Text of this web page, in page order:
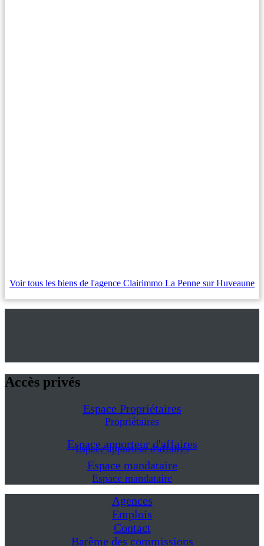
Voir tous les biens de l'agence Clairimmo La Penne sur Huveaune
Accès privés
Espace Propriétaires
Propriétaires
Espace apporteur d'affaires
Espace apporteur d'affaires
Espace mandataire
Espace mandataire
Agences
Emplois
Contact
Barême des commissions